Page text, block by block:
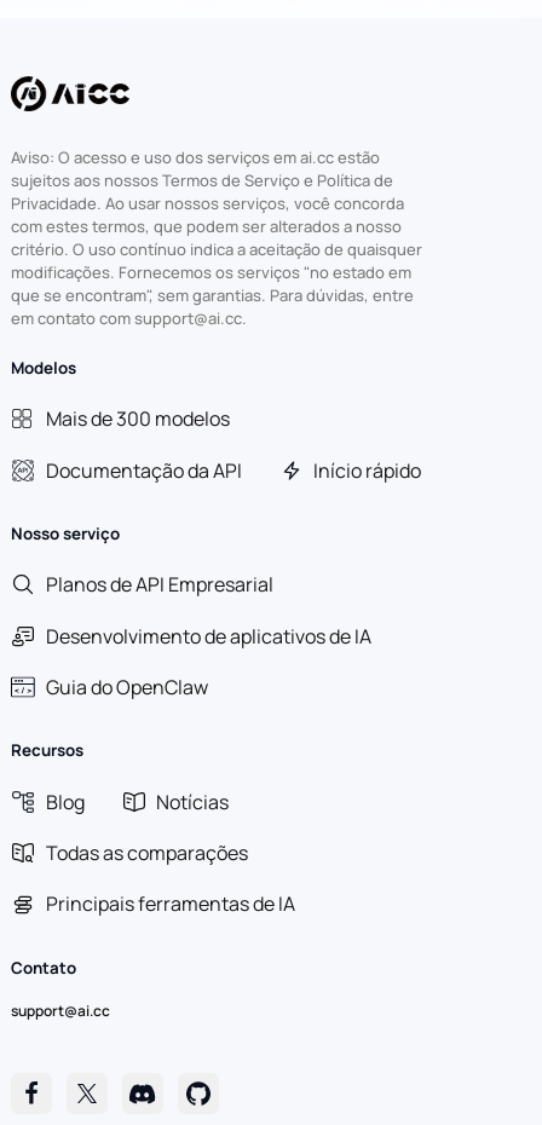
Aviso: O acesso e uso dos serviços em ai.cc estão
sujeitos aos nossos Termos de Serviço e Política de
Privacidade. Ao usar nossos serviços, você concorda
com estes termos, que podem ser alterados a nosso
critério. O uso contínuo indica a aceitação de quaisquer
modificações. Fornecemos os serviços "no estado em
que se encontram", sem garantias. Para dúvidas, entre
em contato com support@ai.cc.
Modelos
Mais de 300 modelos
Documentação da API
Início rápido
Nosso serviço
Planos de API Empresarial
Desenvolvimento de aplicativos de IA
Guia do OpenClaw
Recursos
Blog
Notícias
Todas as comparações
Principais ferramentas de IA
Contato
support@ai.cc